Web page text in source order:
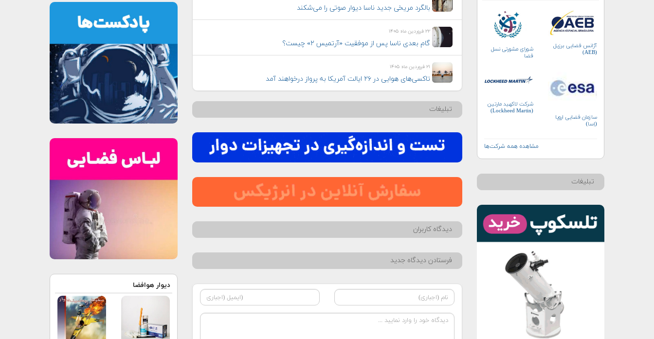
آژانس فضایی برزیل
(AEB)
شورای مشورتی نسل
فضا
سازمان فضایی اروپا
(اِسا)
شرکت لاکهید مارتین
(Lockheed Martin)
مشاهده همه شرکت‌ها
تبلیغات
بالگرد مریخی جدید ناسا دیوار صوتی را می‌شکند
۲۲ فروردین ماه ۱۴۰۵
گام بعدی ناسا پس از موفقیت «آرتمیس ۲» چیست؟
۲۱ فروردین ماه ۱۴۰۵
تاکسی‌های هوایی در ۲۶ ایالت آمریکا به پرواز درخواهند آمد
تبلیغات
دیدگاه کاربران
فرستادن دیدگاه جدید
دیوار هوافضا